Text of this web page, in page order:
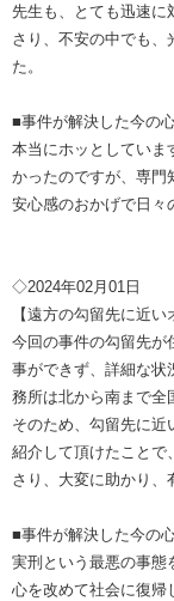
先生も、とても迅速に
さり、不安の中でも、
た。
■事件が解決した今の
本当にホッとしていま
かったのですが、専門
安心感のおかげで日々
◇2024年02月01日
【遠方の勾留先に近
今回の事件の勾留先が
事ができず、詳細な状
務所は北から南まで全
そのため、勾留先に近
紹介して頂けたことで
さり、大変に助かり、
■事件が解決した今の
実刑という最悪の事態
心を改めて社会に復帰